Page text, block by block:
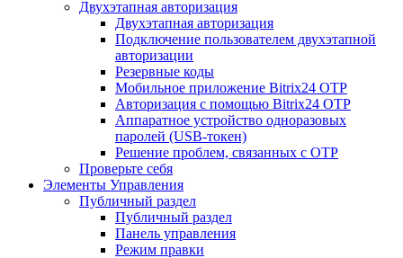
Двухэтапная авторизация
Двухэтапная авторизация
Подключение пользователем двухэтапной
авторизации
Резервные коды
Мобильное приложение Bitrix24 OTP
Авторизация с помощью Bitrix24 OTP
Аппаратное устройство одноразовых
паролей (USB-токен)
Решение проблем, связанных с OTP
Проверьте себя
Элементы Управления
Публичный раздел
Публичный раздел
Панель управления
Режим правки